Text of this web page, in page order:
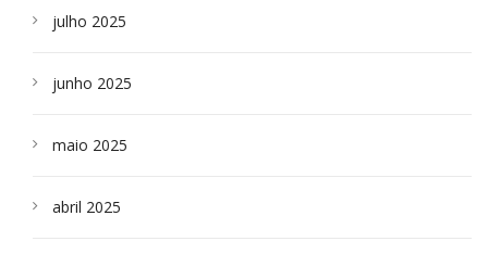
julho 2025
junho 2025
maio 2025
abril 2025